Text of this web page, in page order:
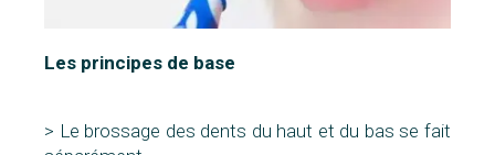
Les principes de base
> Le brossage des dents du haut et du bas se fait